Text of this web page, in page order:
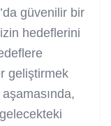
güvenilir bir
hedeflerini
geliştirmek